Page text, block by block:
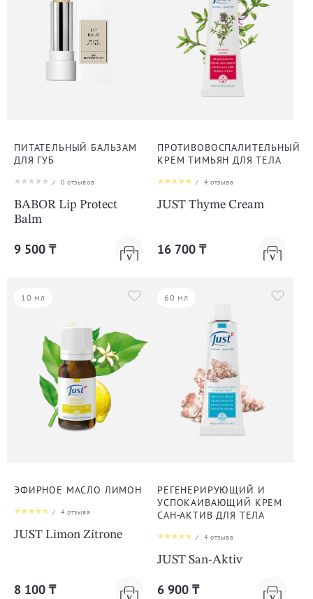
ПИТАТЕЛЬНЫЙ БАЛЬЗАМ
ДЛЯ ГУБ
/ 0 отзывов
BABOR Lip Protect
Balm
9 500 ₸
ПРОТИВОВОСПАЛИТЕЛЬНЫЙ
КРЕМ ТИМЬЯН ДЛЯ ТЕЛА
/ 4отзыва
JUST Thyme Cream
16 700 ₸
10 мл
ЭФИРНОЕ МАСЛО ЛИМОН
/ 4отзыва
JUST Limon Zitrone
8 100 ₸
60 мл
РЕГЕНЕРИРУЮЩИЙ И
УСПОКАИВАЮЩИЙ КРЕМ
САН-АКТИВ ДЛЯ ТЕЛА
/ 4отзыва
JUST San-Aktiv
6 900 ₸